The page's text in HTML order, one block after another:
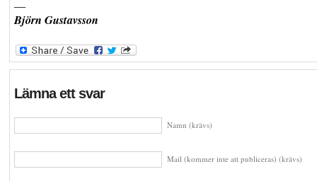
—
Björn Gustavsson
Lämna ett svar
Namn (krävs)
Mail (kommer inte att publiceras) (krävs)